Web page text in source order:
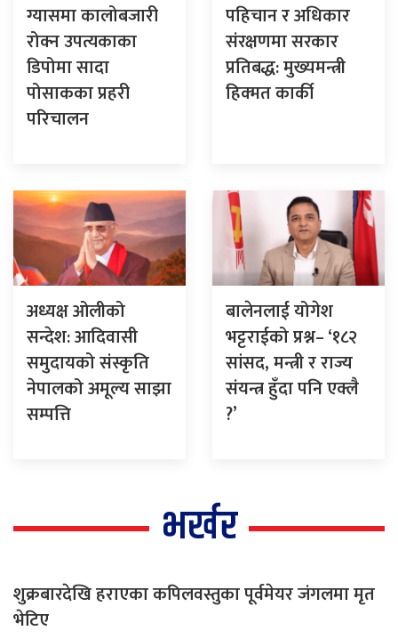
ग्यासमा कालोबजारी
रोक्न उपत्यकाका
डिपोमा सादा
पोसाकका प्रहरी
परिचालन
पहिचान र अधिकार
संरक्षणमा सरकार
प्रतिबद्ध: मुख्यमन्त्री
हिक्मत कार्की
अध्यक्ष ओलीको
सन्देश: आदिवासी
समुदायको संस्कृति
नेपालको अमूल्य साझा
सम्पत्ति
बालेनलाई योगेश
भट्टराईको प्रश्न– ‘१८२
सांसद, मन्त्री र राज्य
संयन्त्र हुँदा पनि एक्लै
?’
भर्खर
शुक्रबारदेखि हराएका कपिलवस्तुका पूर्वमेयर जंगलमा मृत
भेटिए